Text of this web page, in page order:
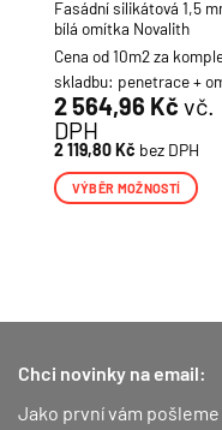
Fasádní silikátová 1,5
bílá omítka Novalith
Cena od 10m2 za
skladbu: penetrace +
2 564,96 Kč vč.
DPH
2 119,80Kč bez DPH
VÝBĚR MOŽNOSTÍ
lze
na
Chci novinky na email:
Jako první vám